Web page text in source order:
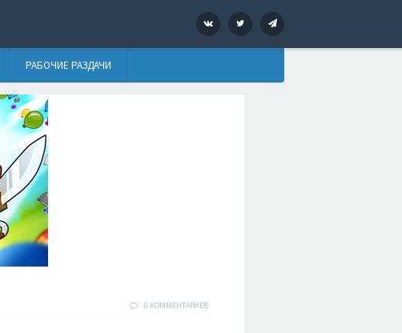
VK Twitter
РАБОЧИЕ РАЗДАЧИ
0 КОММЕНТАРИЕВ